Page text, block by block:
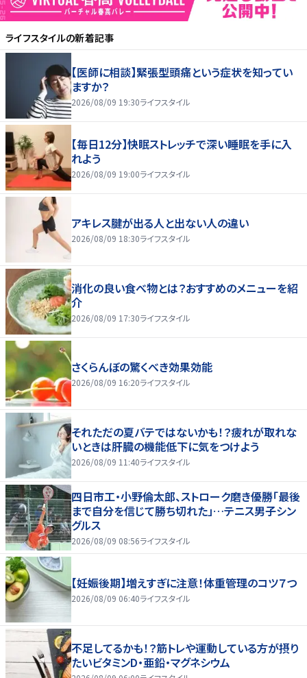
ライフスタイルの新着記事
【医師に相談】緊張型頭痛という症状を知ってい
ますか？
2026/08/09 19:30ライフスタイル
【毎日12分】快眠ストレッチで深い睡眠を手に入
れよう
2026/08/09 19:00ライフスタイル
アキレス腱が出る人と出ない人の違い
2026/08/09 18:30ライフスタイル
消化の良い食べ物とは？おすすめのメニューを紹
介
2026/08/09 17:30ライフスタイル
さくらんぼの驚くべき効果効能
2026/08/09 16:20ライフスタイル
それただの夏バテではないかも！？疲れが取れな
いときは肝臓の機能低下に気をつけよう
2026/08/09 11:40ライフスタイル
四日市工・小野倫太郎、ストローク磨き優勝「最後
まで自分を信じて勝ち切れた」…テニス男子シン
グルス
2026/08/09 08:56ライフスタイル
【妊娠後期】増えすぎに注意！体重管理のコツ７つ
2026/08/09 06:40ライフスタイル
不足してるかも！？筋トレや運動している方が摂り
たいビタミンD・亜鉛・マグネシウム